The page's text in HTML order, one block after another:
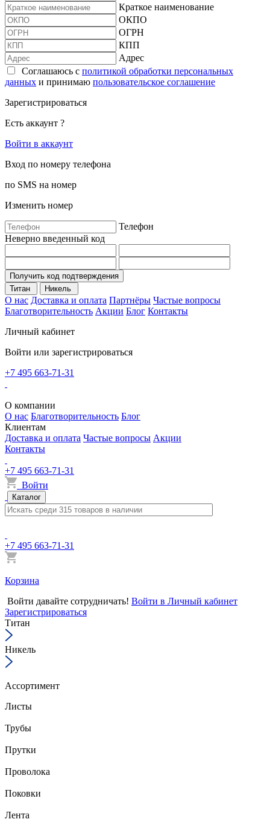
Краткое наименование
ОКПО
ОГРН
КПП
Адрес
Соглашаюсь с политикой обработки персональных
данных и принимаю пользовательское соглашение
Зарегистрироваться
Есть аккаунт ?
Войти в аккаунт
Вход по номеру телефона
по SMS на номер
Изменить номер
Телефон
Неверно введенный код
Получить код подтверждения
Титан
Никель
О нас Доставка и оплата Партнёры Частые вопросы
Благотворительность Акции Блог Контакты
Личный кабинет
Войти или зарегистрироваться
+7 495 663-71-31
О компании
О нас Благотворительность Блог
Клиентам
Доставка и оплата Частые вопросы Акции
Контакты
+7 495 663-71-31
Войти
Каталог
+7 495 663-71-31
Корзина
Войти давайте сотрудничать! Войти в Личный кабинет
Зарегистрироваться
Титан
Никель
Ассортимент
Листы
Трубы
Прутки
Проволока
Поковки
Лента